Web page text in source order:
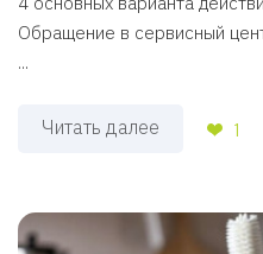
Обращение в сервисный
...
Читать далее 1